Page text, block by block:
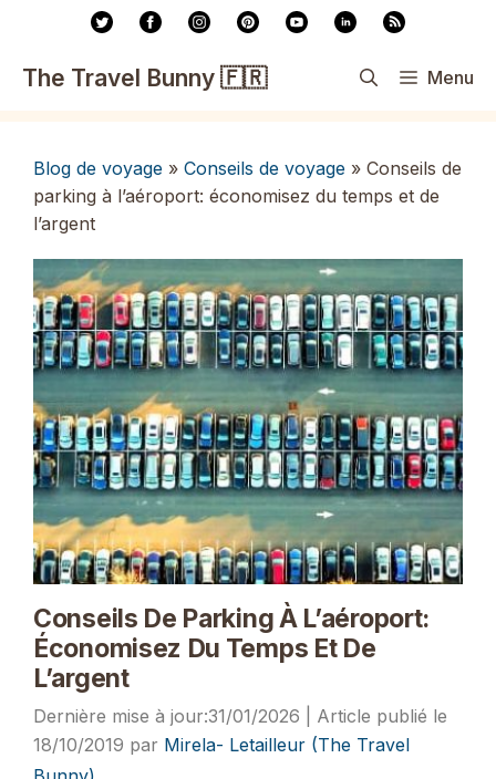
contenu
The Travel Bunny 🇫🇷 Menu
Blog de voyage » Conseils de voyage » Conseils de
parking à l’aéroport: économisez du temps et de
l’argent
Conseils De Parking À L’aéroport:
Économisez Du Temps Et De
L’argent
31/01/2026
18/10/2019 par Mirela- Letailleur (The Travel